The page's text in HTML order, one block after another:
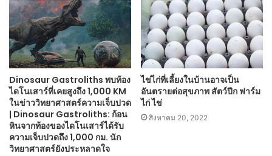
Dinosaur Gastroliths พบท้อง
ไดโนเสาร์ที่เคยสูงถึง 1,000 KM
ในข่าววิทยาศาสตร์ความเจ็บปวด
| Dinosaur Gastroliths: ก้อน
หินจากท้องของไดโนเสาร์ได้รับ
ความเจ็บปวดถึง 1,000 กม. นัก
วิทยาศาสตร์ยังประหลาดใจ
ไข่ไก่ที่เลี้ยงในบ้านอาจเป็น
อันตรายต่อสุขภาพ สัตว์ปีก ฟาร์ม
ไก่ ไข่
สิงหาคม 20, 2022